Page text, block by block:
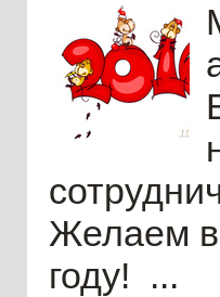
Желаем
году! ...